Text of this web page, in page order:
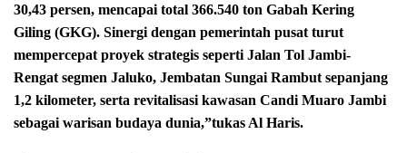
30,43 persen, mencapai total 366.540 ton Gabah Kering
Giling (GKG). Sinergi dengan pemerintah pusat turut
mempercepat proyek strategis seperti Jalan Tol Jambi-
Rengat segmen Jaluko, Jembatan Sungai Rambut sepanjang
1,2 kilometer, serta revitalisasi kawasan Candi Muaro Jambi
sebagai warisan budaya dunia,”tukas Al Haris.